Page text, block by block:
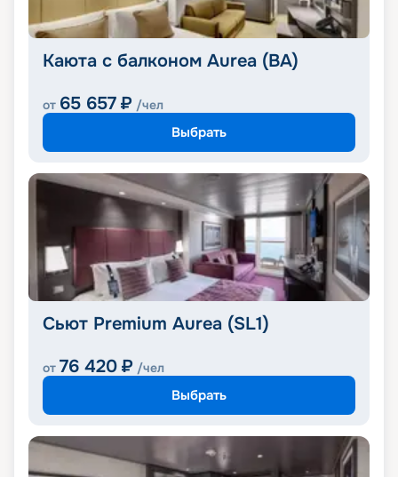
Каюта с балконом Aurea (BA)
от 65 657 ₽ /чел
Выбрать
Сьют Premium Aurea (SL1)
от 76 420 ₽ /чел
Выбрать